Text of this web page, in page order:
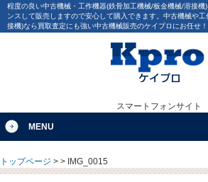
程度の良い中古機械・工作機器(鉄骨加工機械/板金機械/溶接
ンスして販売しますので安心して購入できます。中古機械や
接機)なら買取査定にも強い中古機械販売のケイプロにお任せ！
スマートフォンサイト
MENU
トップページ > > IMG_0015